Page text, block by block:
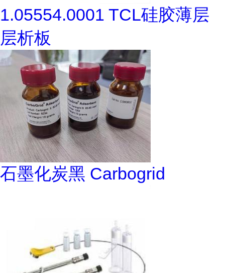
1.05554.0001 TCL硅胶薄层
层析板
石墨化炭黑 Carbogrid